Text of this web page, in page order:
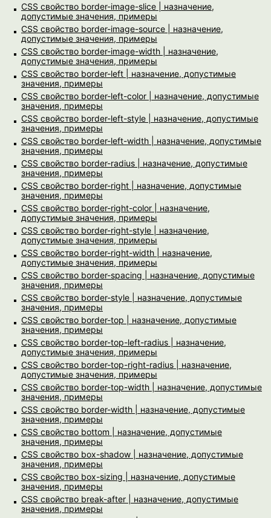
CSS свойство border-image-slice | назначение,
допустимые значения, примеры
CSS свойство border-image-source | назначение,
допустимые значения, примеры
CSS свойство border-image-width | назначение,
допустимые значения, примеры
CSS свойство border-left | назначение, допустимые
значения, примеры
CSS свойство border-left-color | назначение, допустимые
значения, примеры
CSS свойство border-left-style | назначение, допустимые
значения, примеры
CSS свойство border-left-width | назначение, допустимые
значения, примеры
CSS свойство border-radius | назначение, допустимые
значения, примеры
CSS свойство border-right | назначение, допустимые
значения, примеры
CSS свойство border-right-color | назначение,
допустимые значения, примеры
CSS свойство border-right-style | назначение,
допустимые значения, примеры
CSS свойство border-right-width | назначение,
допустимые значения, примеры
CSS свойство border-spacing | назначение, допустимые
значения, примеры
CSS свойство border-style | назначение, допустимые
значения, примеры
CSS свойство border-top | назначение, допустимые
значения, примеры
CSS свойство border-top-left-radius | назначение,
допустимые значения, примеры
CSS свойство border-top-right-radius | назначение,
допустимые значения, примеры
CSS свойство border-top-width | назначение, допустимые
значения, примеры
CSS свойство border-width | назначение, допустимые
значения, примеры
CSS свойство bottom | назначение, допустимые
значения, примеры
CSS свойство box-shadow | назначение, допустимые
значения, примеры
CSS свойство box-sizing | назначение, допустимые
значения, примеры
CSS свойство break-after | назначение, допустимые
значения, примеры